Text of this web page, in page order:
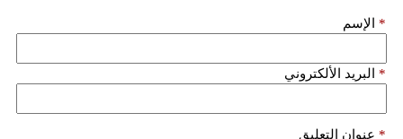
سيارات
الإسم *
البريد الألكتروني *
عنوان التعليق *